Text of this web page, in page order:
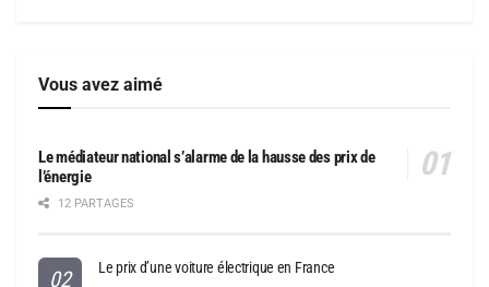
Vous avez aimé
Le médiateur national s’alarme de la hausse des prix de
l’énergie
12 PARTAGES
Le prix d’une voiture électrique en France